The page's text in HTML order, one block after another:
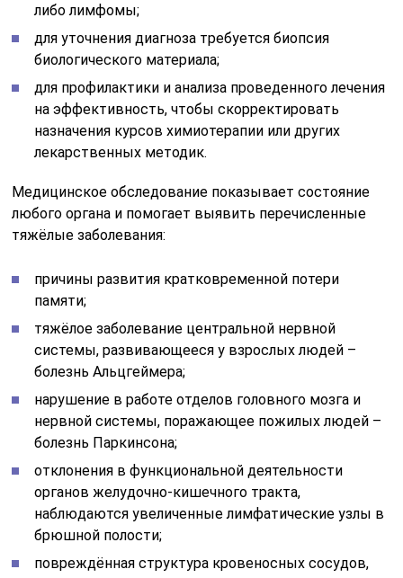
причины развития кратковременной потери
памяти;
тяжёлое заболевание центральной нервной
системы, развивающееся у взрослых людей –
болезнь Альцгеймера;
нарушение в работе отделов головного мозга и
нервной системы, поражающее пожилых людей –
отклонения в функциональной деятельности
органов желудочно-кишечного тракта,
наблюдаются увеличенные лимфатические узлы в
повреждённая структура кровеносных сосудов,
нарушенная структура артерий и вен после
перенесённого инсульта.
Позитронно-эмиссионная томография рекомендуется
к проведению при наличии списка подозрений:
присутствует высокий риск развития
злокачественного образования;
нужно уточнить диагноз с подозрением на
онкологию;
в онкологии применяют для обследования опухоли